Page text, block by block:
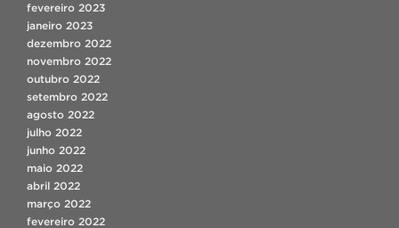
fevereiro 2023
janeiro 2023
dezembro 2022
novembro 2022
outubro 2022
setembro 2022
agosto 2022
julho 2022
junho 2022
maio 2022
abril 2022
março 2022
fevereiro 2022